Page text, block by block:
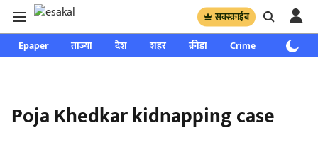
सबस्क्राईब
Epaper ताज्या देश शहर क्रीडा Crime साप्ताहिक
Poja Khedkar kidnapping case